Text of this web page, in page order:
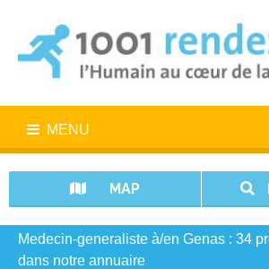
MENU
MAP
Medecin-generaliste à/en Genas : 34
dans notre annuaire